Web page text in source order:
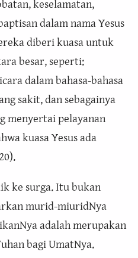
keselamatan,
dalam nama Yesus
diberi kuasa untuk
besar, seperti:
dalam bahasa-bahasa
sakit, dan sebagainya
menyertai pelayanan
kuasa Yesus ada
ke surga. Itu bukan
murid-miuridNya
adalah merupakan
bagi UmatNya.